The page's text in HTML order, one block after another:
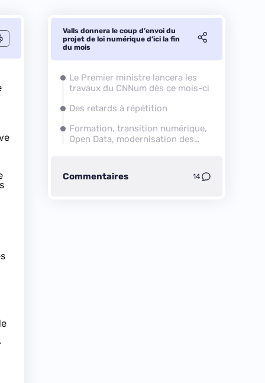
Valls donnera le coup d’envoi du
projet de loi numérique d’ici la fin
du mois
Le Premier ministre lancera les
travaux du CNNum dès ce mois-ci
Des retards à répétition
Formation, transition numérique,
Open Data, modernisation des
Commentaires 14